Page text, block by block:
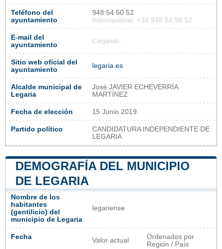
Teléfono del
ayuntamiento
948 54 50 52
Internacional: +34 948 54 50 52
E-mail del
ayuntamiento
Cargando...
Sitio web oficial del
ayuntamiento
legaria.es
Alcalde municipal de
Legaria
José JAVIER ECHEVERRÍA
MARTÍNEZ
Fecha de elección 15 Junio 2019
Partido político
CANDIDATURA INDEPENDIENTE DE
LEGARIA
DEMOGRAFÍA DEL MUNICIPIO
DE LEGARIA
Nombre de los
habitantes
(gentilicio) del
municipio de Legaria
legariense
Fecha Valor actual
Ordenados por
Región / País